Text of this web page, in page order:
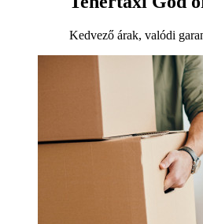
Kedvező árak, valódi